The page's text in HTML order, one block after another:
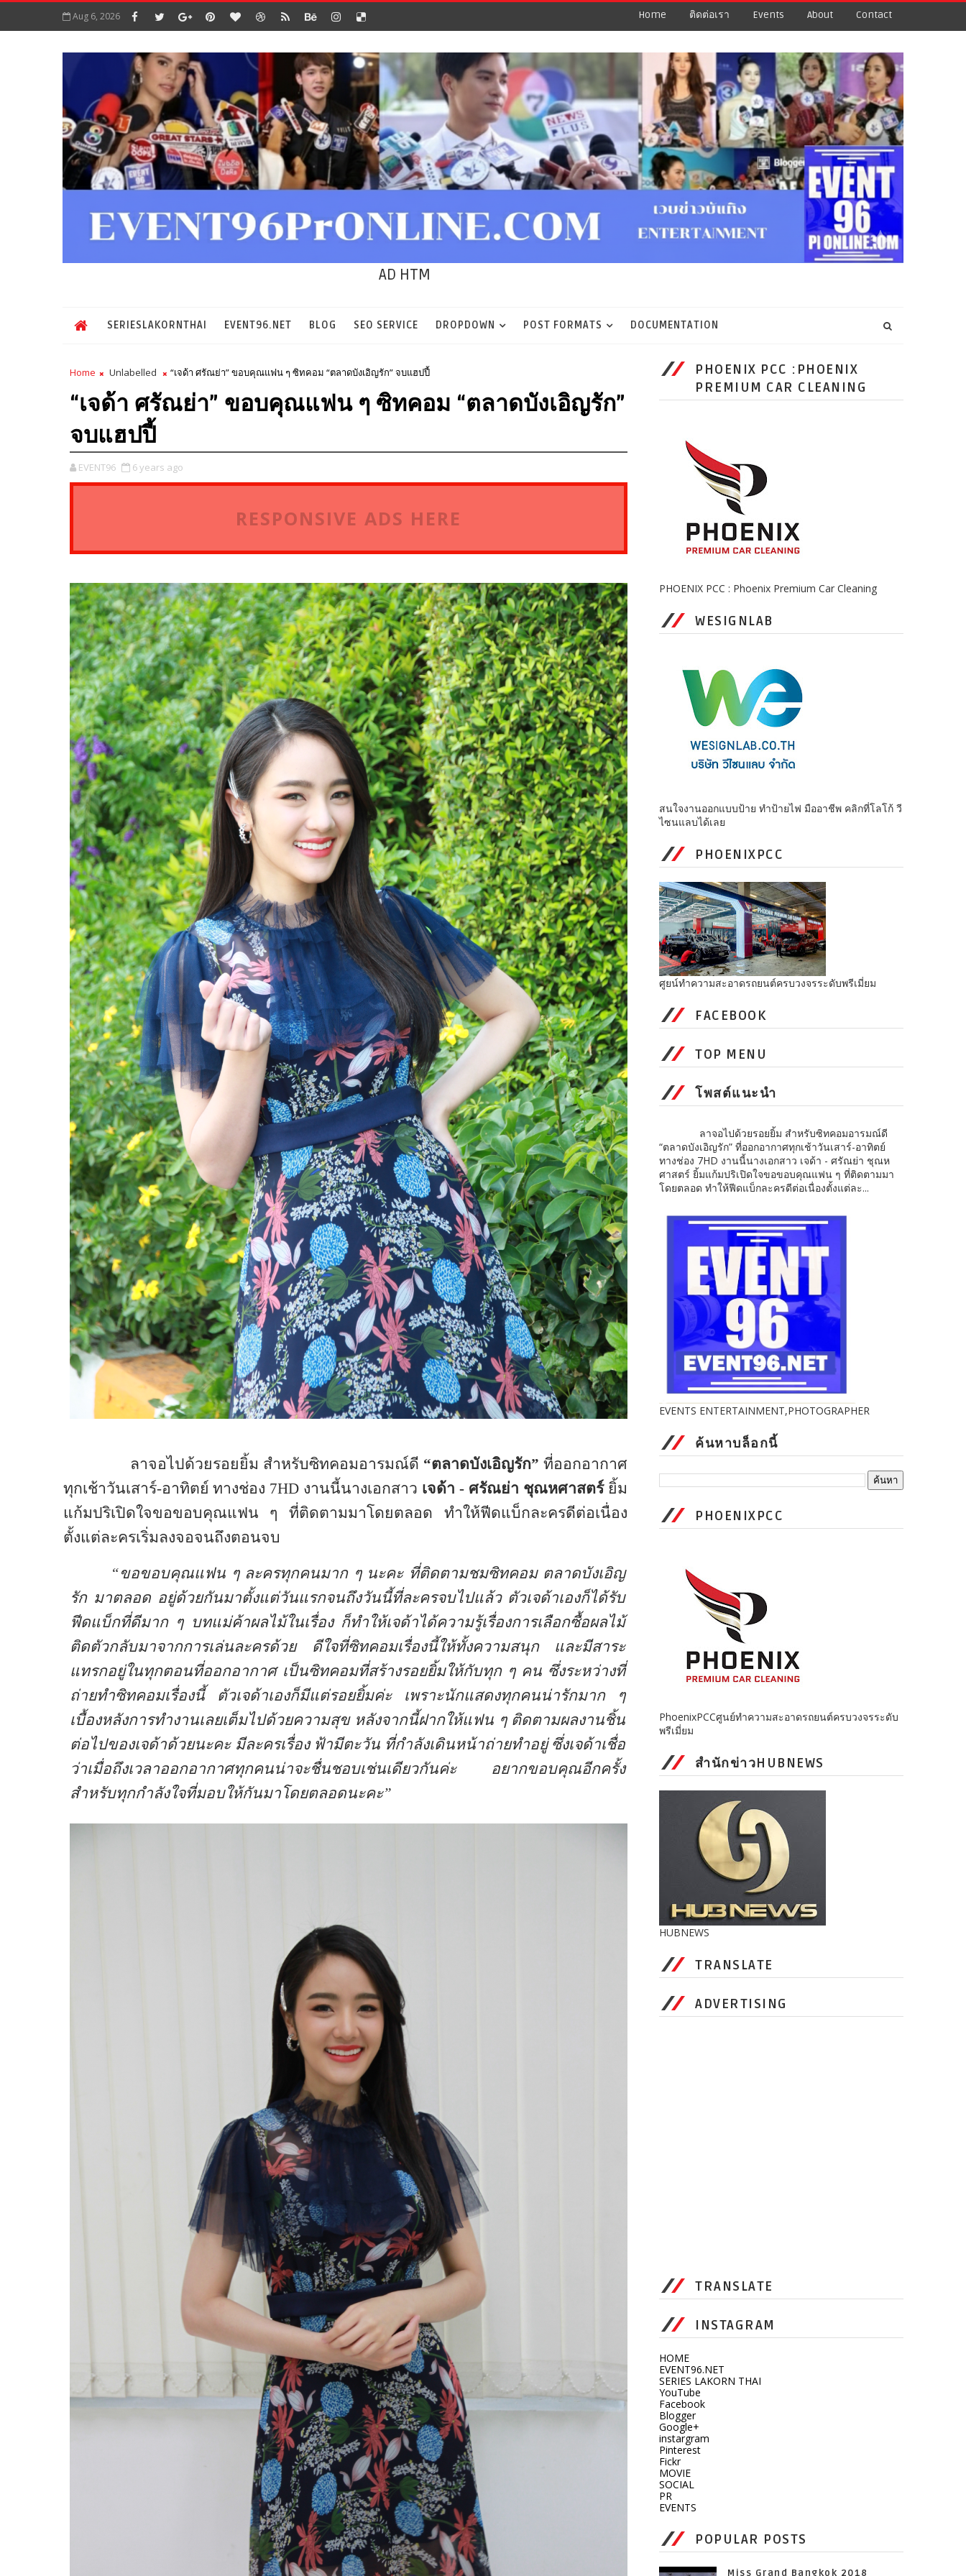
Aug 6, 2026 Home ติดต่อเรา Events About Contact
AD HTM
SERIESLAKORNTHAI EVENT96.NET BLOG SEO SERVICE DROPDOWN POST FORMATS DOCUMENTATION
Home Unlabelled “เจด้า ศรัณย่า” ขอบคุณแฟน ๆ ซิทคอม “ตลาดบังเอิญรัก” จบแฮปปี้
“เจด้า ศรัณย่า” ขอบคุณแฟน ๆ ซิทคอม “ตลาดบังเอิญรัก”
จบแฮปปี้
EVENT96 6 years ago
RESPONSIVE ADS HERE
ลาจอไปด้วยรอยยิ้ม สำหรับซิทคอมอารมณ์ดี “ตลาดบังเอิญรัก” ที่ออกอากาศ
ทุกเช้าวันเสาร์-อาทิตย์ ทางช่อง 7HD งานนี้นางเอกสาว เจด้า - ศรัณย่า ชุณหศาสตร์ยิ้ม
แก้มปริเปิดใจขอขอบคุณแฟน ๆ ที่ติดตามมาโดยตลอด ทำให้ฟีดแบ็กละครดีต่อเนื่อง
ตั้งแต่ละครเริ่มลงจอจนถึงตอนจบ
“ขอขอบคุณแฟน ๆ ละครทุกคนมาก ๆ นะคะ ที่ติดตามชมซิทคอม ตลาดบังเอิญ
รัก มาตลอด อยู่ด้วยกันมาตั้งแต่วันแรกจนถึงวันนี้ที่ละครจบไปแล้ว ตัวเจด้าเองก็ได้รับ
ฟีดแบ็กที่ดีมาก ๆ บทแม่ค้าผลไม้ในเรื่อง ก็ทำให้เจด้าได้ความรู้เรื่องการเลือกซื้อผลไม้
ติดตัวกลับมาจากการเล่นละครด้วย ดีใจที่ซิทคอมเรื่องนี้ให้ทั้งความสนุก และมีสาระ
แทรกอยู่ในทุกตอนที่ออกอากาศ เป็นซิทคอมที่สร้างรอยยิ้มให้กับทุก ๆ คน ซึ่งระหว่างที่
ถ่ายทำซิทคอมเรื่องนี้ ตัวเจด้าเองก็มีแต่รอยยิ้มค่ะ เพราะนักแสดงทุกคนน่ารักมาก ๆ
เบื้องหลังการทำงานเลยเต็มไปด้วยความสุข หลังจากนี้ฝากให้แฟน ๆ ติดตามผลงานชิ้น
ต่อไปของเจด้าด้วยนะคะ มีละครเรื่อง ฟ้ามีตะวัน ที่กำลังเดินหน้าถ่ายทำอยู่ ซึ่งเจด้าเชื่อ
ว่าเมื่อถึงเวลาออกอากาศทุกคนน่าจะชื่นชอบเช่นเดียวกันค่ะ อยากขอบคุณอีกครั้ง
สำหรับทุกกำลังใจที่มอบให้กันมาโดยตลอดนะคะ”
PHOENIX PCC :PHOENIX
PREMIUM CAR CLEANING
PHOENIX PCC : Phoenix Premium Car Cleaning
WESIGNLAB
สนใจงานออกแบบป้าย ทำป้ายไฟ มืออาชีพ คลิกที่โลโก้ วี
ไซนแลบได้เลย
PHOENIXPCC
ศูยน์ทำความสะอาดรถยนต์ครบวงจรระดับพรีเมี่ยม
FACEBOOK
TOP MENU
โพสต์แนะนำ
ลาจอไปด้วยรอยยิ้ม สำหรับซิทคอมอารมณ์ดี
“ตลาดบังเอิญรัก” ที่ออกอากาศทุกเช้าวันเสาร์-อาทิตย์
ทางช่อง 7HD งานนี้นางเอกสาว เจด้า - ศรัณย่า ชุณห
ศาสตร์ ยิ้มแก้มปริเปิดใจขอขอบคุณแฟน ๆ ที่ติดตามมา
โดยตลอด ทำให้ฟีดแบ็กละครดีต่อเนื่องตั้งแต่ละ...
EVENTS ENTERTAINMENT,PHOTOGRAPHER
ค้นหาบล็อกนี้
PHOENIXPCC
PhoenixPCCศูนย์ทำความสะอาดรถยนต์ครบวงจรระดับ
พรีเมี่ยม
สำนักข่าวHUBNEWS
HUBNEWS
TRANSLATE
ADVERTISING
TRANSLATE
INSTAGRAM
HOME
EVENT96.NET
SERIES LAKORN THAI
YouTube
Facebook
Blogger
Google+
instargram
Pinterest
Fickr
MOVIE
SOCIAL
PR
EVENTS
POPULAR POSTS
Miss Grand Bangkok 2018